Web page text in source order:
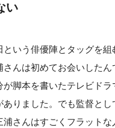
い
という俳優陣とタッグを組
さんは初めてお会いしたん
が脚本を書いたテレビドラ
ありました。でも監督とし
浦さんはすごくフラットな